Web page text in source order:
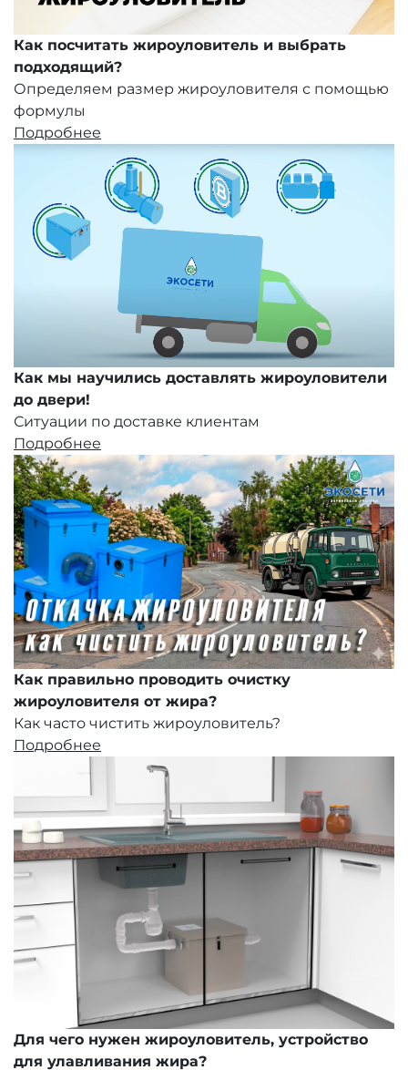
Как посчитать жироуловитель и выбрать
подходящий?
Определяем размер жироуловителя с помощью
формулы
Подробнее
Как мы научились доставлять жироуловители
до двери!
Ситуации по доставке клиентам
Подробнее
Как правильно проводить очистку
жироуловителя от жира?
Как часто чистить жироуловитель?
Подробнее
Для чего нужен жироуловитель, устройство
для улавливания жира?